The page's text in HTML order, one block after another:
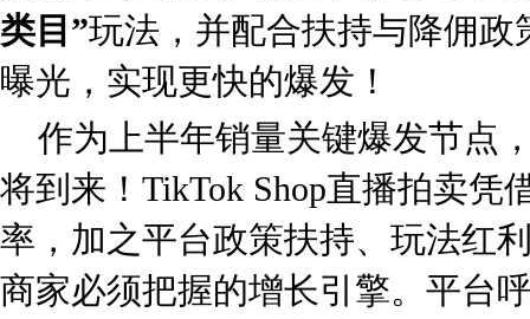
类目”玩法，并配合扶持与降佣
曝光，实现更快的爆发！
作为上半年销量关键爆发节点
将到来！TikTok Shop直播拍卖凭
率，加之平台政策扶持、玩法红
商家必须把握的增长引擎。平台